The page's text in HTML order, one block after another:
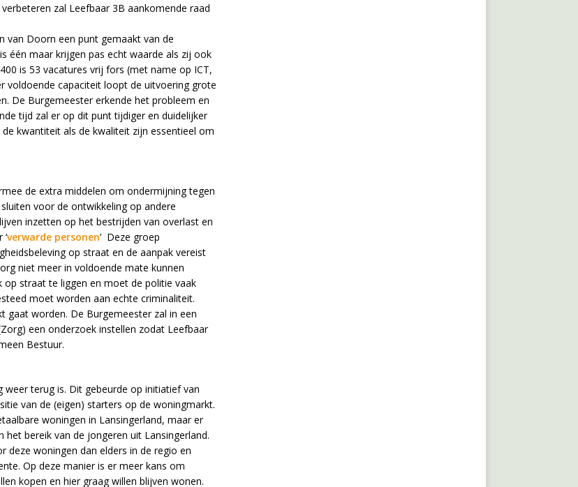
zal Leefbaar 3B aankomende raad
van Doorn een punt gemaakt van de
één maar krijgen pas echt waarde als zij ook
is 53 vacatures vrij fors (met name op ICT,
voldoende capaciteit loopt de uitvoering grote
De Burgemeester erkende het probleem en
tijd zal er op dit punt tijdiger en duidelijker
kwantiteit als de kwaliteit zijn essentieel om
de extra middelen om ondermijning tegen
voor de ontwikkeling op andere
inzetten op het bestrijden van overlast en
verwarde personen’ Deze groep
op straat en de aanpak vereist
niet meer in voldoende mate kunnen
straat te liggen en moet de politie vaak
moet worden aan echte criminaliteit.
gaat worden. De Burgemeester zal in een
een onderzoek instellen zodat Leefbaar
Bestuur.
terug is. Dit gebeurde op initiatief van
van de (eigen) starters op de woningmarkt.
woningen in Lansingerland, maar er
bereik van de jongeren uit Lansingerland.
deze woningen dan elders in de regio en
Op deze manier is er meer kans om
kopen en hier graag willen blijven wonen.